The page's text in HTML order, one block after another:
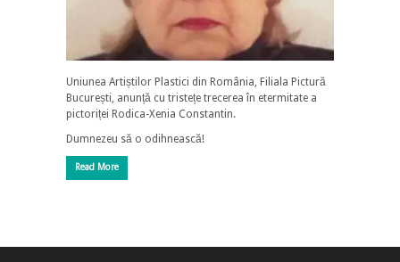
Uniunea Artiștilor Plastici din România, Filiala Pictură
București, anunță cu tristețe trecerea în etermitate a
pictoriței Rodica-Xenia Constantin.
Dumnezeu să o odihnească!
Read More